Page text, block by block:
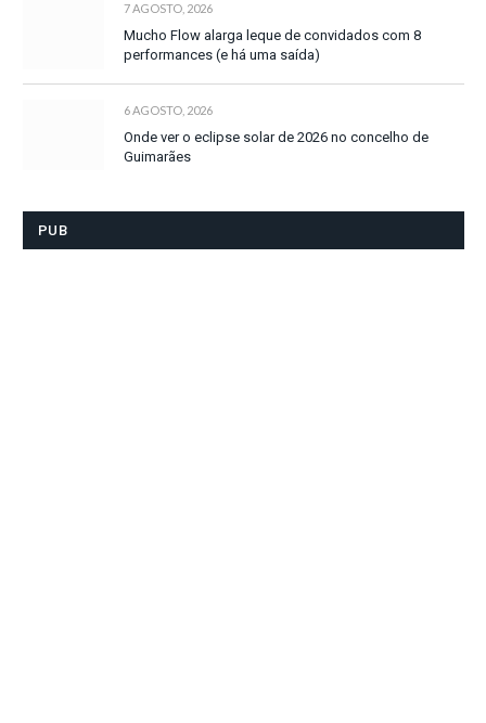
7 AGOSTO, 2026
Mucho Flow alarga leque de convidados com 8
performances (e há uma saída)
6 AGOSTO, 2026
Onde ver o eclipse solar de 2026 no concelho de
Guimarães
PUB